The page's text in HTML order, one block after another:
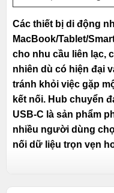
Các thiết bị di động
MacBook/Tablet/
cho nhu cầu liên lạc,
nhiên dù có hiện đại
tránh khỏi việc gặp
kết nối. Hub chuyển
USB-C là sản phẩm
nhiều người dùng
nối dữ liệu trọn vẹn